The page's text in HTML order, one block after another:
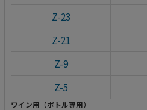
Z-23
Z-21
Z-9
Z-5
ワイン用（ボトル専用）